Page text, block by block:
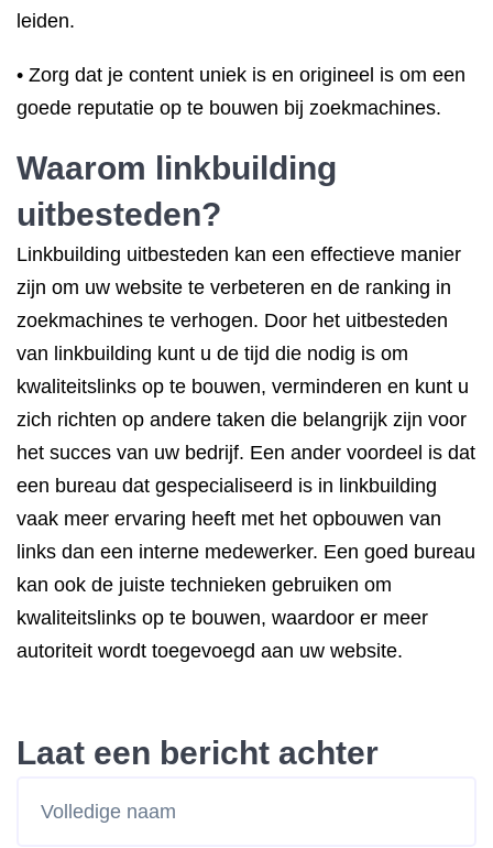
leiden.
• Zorg dat je content uniek is en origineel is om een
goede reputatie op te bouwen bij zoekmachines.
Waarom linkbuilding
uitbesteden?
Linkbuilding uitbesteden kan een effectieve manier
zijn om uw website te verbeteren en de ranking in
zoekmachines te verhogen. Door het uitbesteden
van linkbuilding kunt u de tijd die nodig is om
kwaliteitslinks op te bouwen, verminderen en kunt u
zich richten op andere taken die belangrijk zijn voor
het succes van uw bedrijf. Een ander voordeel is dat
een bureau dat gespecialiseerd is in linkbuilding
vaak meer ervaring heeft met het opbouwen van
links dan een interne medewerker. Een goed bureau
kan ook de juiste technieken gebruiken om
kwaliteitslinks op te bouwen, waardoor er meer
autoriteit wordt toegevoegd aan uw website.
Laat een bericht achter